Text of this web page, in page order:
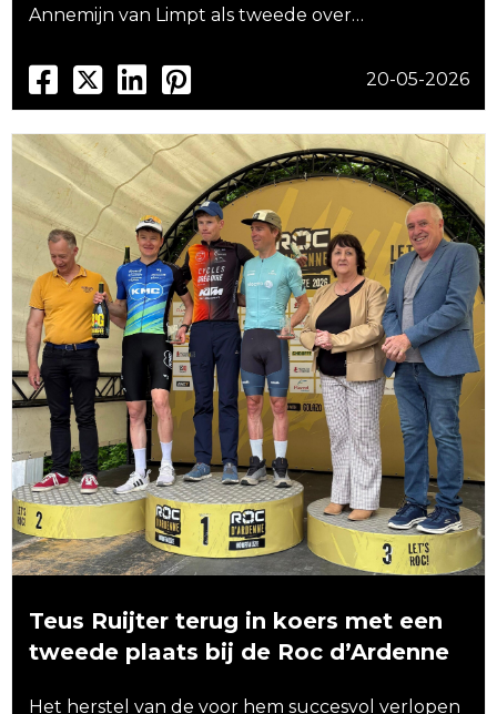
Annemijn van Limpt als tweede over…
20-05-2026
Teus Ruijter terug in koers met een
tweede plaats bij de Roc d’Ardenne
Het herstel van de voor hem succesvol verlopen